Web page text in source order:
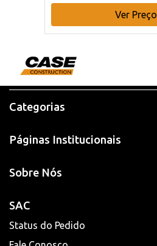
Ver Preço
Categorias
Páginas Institucionais
Sobre Nós
SAC
Status do Pedido